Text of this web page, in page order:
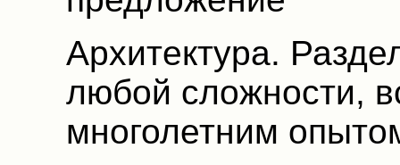
Архитектура.
любой сложности,
многолетним